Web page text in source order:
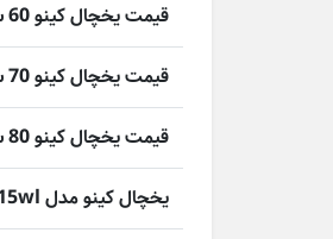
قیمت یخچال کینو 60 سانت
قیمت یخچال کینو 70 سانت
قیمت یخچال کینو 80 سانت
یخچال کینو مدل kr615wl